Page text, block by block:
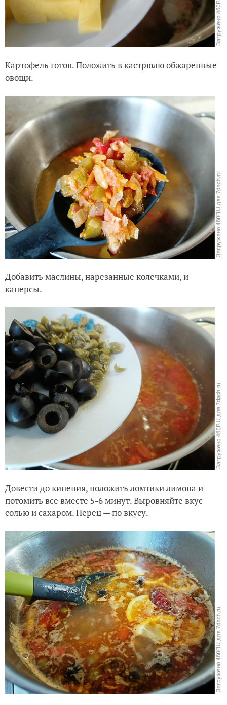
Картофель готов. Положить в кастрюлю обжаренные
овощи.
Добавить маслины, нарезанные колечками, и
каперсы.
Довести до кипения, положить ломтики лимона и
потомить все вместе 5-6 минут. Выровняйте вкус
солью и сахаром. Перец — по вкусу.